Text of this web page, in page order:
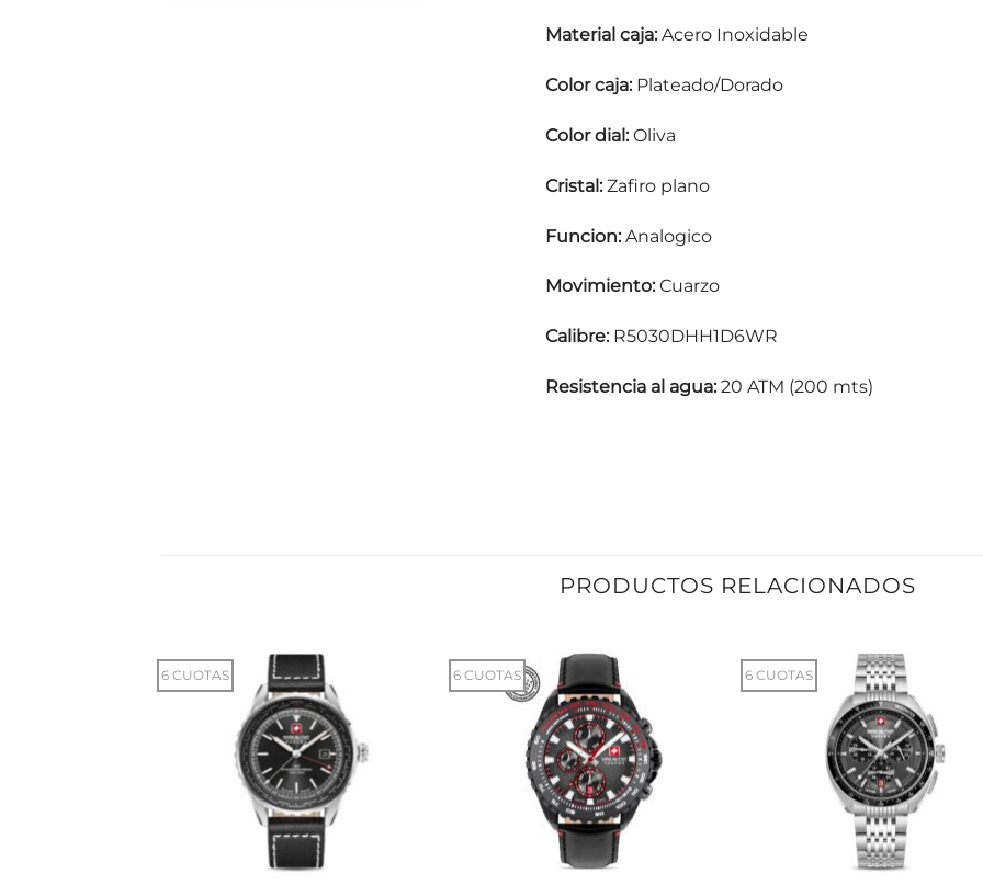
Material caja:Acero Inoxidable
Color caja:Plateado/Dorado
Color dial:Oliva
Cristal:Zafiro plano
Funcion:Analogico
Movimiento:Cuarzo
Calibre:R5030DHH1D6WR
Resistencia al agua:20 ATM (200 mts)
PRODUCTOS RELACIONADOS
6 CUOTAS 6 CUOTAS 6 CUOTAS